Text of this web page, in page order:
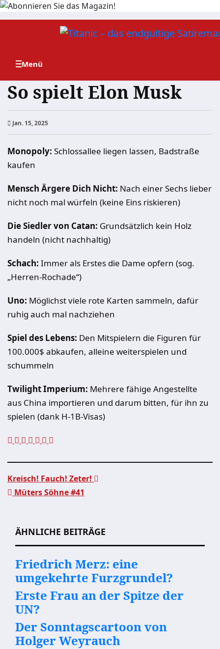
Zum
So spielt Elon Musk
Jan. 15, 2025
Monopoly: Schlossallee liegen lassen, Badstraße
kaufen
Mensch Ärgere Dich Nicht: Nach einer Sechs lieber
nicht noch mal würfeln (keine Eins riskieren)
Die Siedler von Catan: Grundsätzlich kein Holz
handeln (nicht nachhaltig)
Schach: Immer als Erstes die Dame opfern (sog.
„Herren-Rochade“)
Uno: Möglichst viele rote Karten sammeln, dafür
ruhig auch mal nachziehen
Spiel des Lebens: Den Mitspielern die Figuren für
100.000$ abkaufen, alleine weiterspielen und
schummeln
Twilight Imperium: Mehrere fähige Angestellte
aus China importieren und darum bitten, für ihn zu
spielen (dank H-1B-Visas)
Kreisch! Fauch! Zeter!
Müters Söhne #41
ÄHNLICHE BEITRÄGE
Friedrich Merz: eine
umgekehrte Furzgrundel?
Erste Frau an der Spitze der
UN?
Der Sonntagscartoon von
Holger Weyrauch